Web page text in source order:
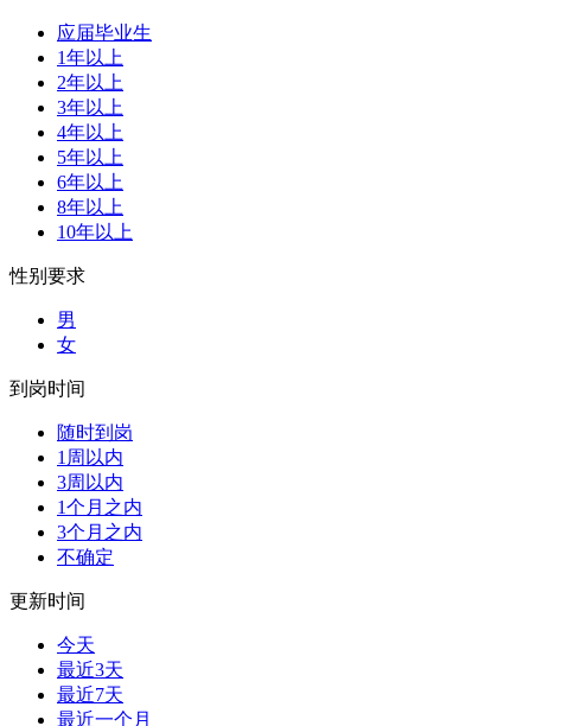
应届毕业生
1年以上
2年以上
3年以上
4年以上
5年以上
6年以上
8年以上
10年以上
性别要求
男
女
到岗时间
随时到岗
1周以内
3周以内
1个月之内
3个月之内
不确定
更新时间
今天
最近3天
最近7天
最近一个月